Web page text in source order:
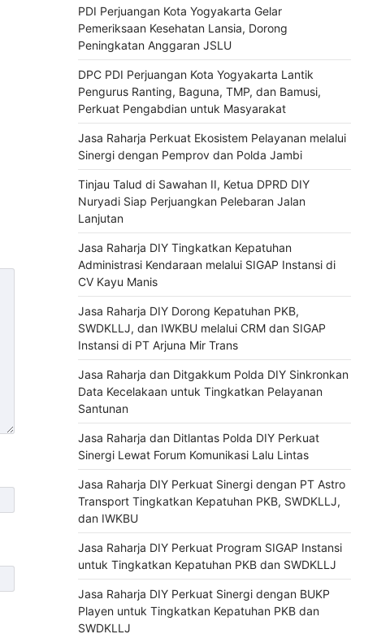
PDI Perjuangan Kota Yogyakarta Gelar
Pemeriksaan Kesehatan Lansia, Dorong
Peningkatan Anggaran JSLU
DPC PDI Perjuangan Kota Yogyakarta Lantik
Pengurus Ranting, Baguna, TMP, dan Bamusi,
Perkuat Pengabdian untuk Masyarakat
Jasa Raharja Perkuat Ekosistem Pelayanan melalui
Sinergi dengan Pemprov dan Polda Jambi
Tinjau Talud di Sawahan II, Ketua DPRD DIY
Nuryadi Siap Perjuangkan Pelebaran Jalan
Lanjutan
Jasa Raharja DIY Tingkatkan Kepatuhan
Administrasi Kendaraan melalui SIGAP Instansi di
CV Kayu Manis
Jasa Raharja DIY Dorong Kepatuhan PKB,
SWDKLLJ, dan IWKBU melalui CRM dan SIGAP
Instansi di PT Arjuna Mir Trans
Jasa Raharja dan Ditgakkum Polda DIY Sinkronkan
Data Kecelakaan untuk Tingkatkan Pelayanan
Santunan
Jasa Raharja dan Ditlantas Polda DIY Perkuat
Sinergi Lewat Forum Komunikasi Lalu Lintas
Jasa Raharja DIY Perkuat Sinergi dengan PT Astro
Transport Tingkatkan Kepatuhan PKB, SWDKLLJ,
dan IWKBU
Jasa Raharja DIY Perkuat Program SIGAP Instansi
untuk Tingkatkan Kepatuhan PKB dan SWDKLLJ
Jasa Raharja DIY Perkuat Sinergi dengan BUKP
Playen untuk Tingkatkan Kepatuhan PKB dan
SWDKLLJ